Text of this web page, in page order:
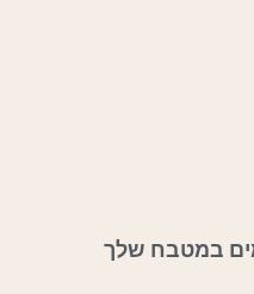
במטבח שלך